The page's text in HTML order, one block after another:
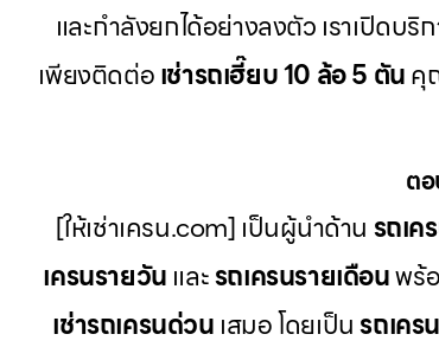
และกำลังยกได้อย่างลงตัว เราเปิดบริ
เพียงติดต่อเช่ารถเฮี๊ยบ 10 ล้อ 5 ตันคุ
ต
[ให้เช่าเครน.com] เป็นผู้นำด้าน รถเค
เครนรายวัน และรถเครนรายเดือนพร้
เช่ารถเครนด่วน เสมอ โดยเป็นรถเค